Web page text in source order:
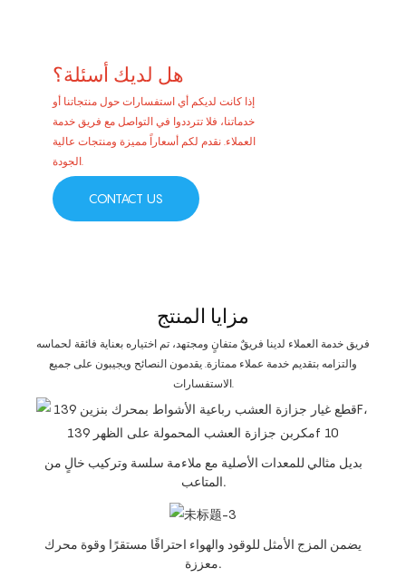
هل لديك أسئلة؟
إذا كانت لديكم أي استفسارات حول منتجاتنا أو
خدماتنا، فلا تترددوا في التواصل مع فريق خدمة
العملاء. نقدم لكم أسعاراً مميزة ومنتجات عالية
الجودة.
CONTACT US
مزايا المنتج
فريق خدمة العملاء لدينا فريقٌ متفانٍ ومجتهد، تم اختياره بعناية فائقة لحماسه
والتزامه بتقديم خدمة عملاء ممتازة. يقدمون النصائح ويجيبون على جميع
الاستفسارات.
بديل مثالي للمعدات الأصلية مع ملاءمة سلسة وتركيب خالٍ من
المتاعب.
يضمن المزج الأمثل للوقود والهواء احتراقًا مستقرًا وقوة محرك
معززة.